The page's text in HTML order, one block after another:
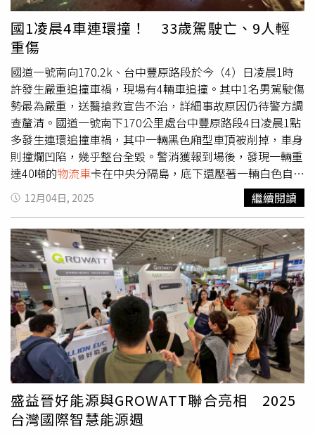
國1凌晨4車連環撞！ 33歲駕駛亡、9人輕
重傷
國道一號南向170.2k、台中豐原路段於今（4）日凌晨1時
許發生嚴重追撞車禍，現場有4輛車追撞。其中1名男駕駛傷
勢最為嚴重，送醫搶救宣告不治，詳細事故原因仍待警方調
查釐清。國道一號南下170公里處台中豐原路段4日凌晨1點
多發生連環追撞車禍，其中一輛黑色廂型車頂被削掉，車身
則撞爛凹陷，幾乎整台全毀。警消獲報到場後，發現一輛重
達40噸的物流車卡在中央分隔島，底下還壓著一輛白色自小
客車。總計有10名傷者（7男、3女），其中有8人受困，隨
即啟動大量傷患救援機制，緊急將傷者一一脫困送急診。國
道警方初步調查，42歲林姓男子駕駛半聯結車，行駛在外側
車道，撞擊前方64歲吳姓男子駕駛的半聯結車，又撞擊內側
車道的小客車，最後33歲彭姓男子駕駛的小客車再撞擊林男
半聯結車車尾。警方指出，事故於凌晨3時41分排除，恢復
全線通車，而彭男送醫急救後宣告死亡，其餘傷者傷勢多為
頭部撕裂傷、雙手肩膀疼痛，口鼻出血等；有關肇事經過及
肇因研判，將進一步調查釐清。警方呼籲用路人駕車上路若
因精神不濟、打瞌睡或分心，容易致生未注意車前狀況而肇
事，若肇事致人重傷或死亡，將受吊扣或吊銷駕照之處分。
應遵循限速行駛、全程保持專注、握好方向盤，並隨時注意
車前狀況，以確保行車安全。
12月04日, 2025 繼續閱讀
盛益晉好能源與GROWATT聯合亮相 2025
台灣國際智慧能源週